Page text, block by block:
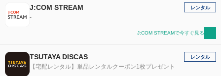
J:COM STREAM
-
レンタル
J:COM STREAMで今すぐ見る
TSUTAYA DISCAS
【宅配レンタル】単品レンタルクーポン1枚プレゼント
レンタル